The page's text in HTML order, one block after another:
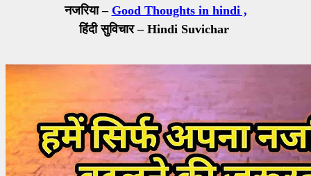
नजरिया – Good Thoughts in hindi ,
हिंदी सुविचार – Hindi Suvichar